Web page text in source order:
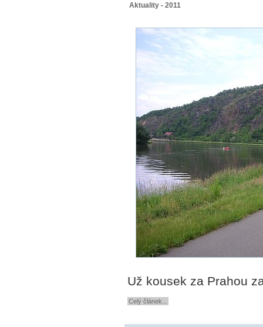
Aktuality - 2011
Už kousek za Prahou
Celý článek...